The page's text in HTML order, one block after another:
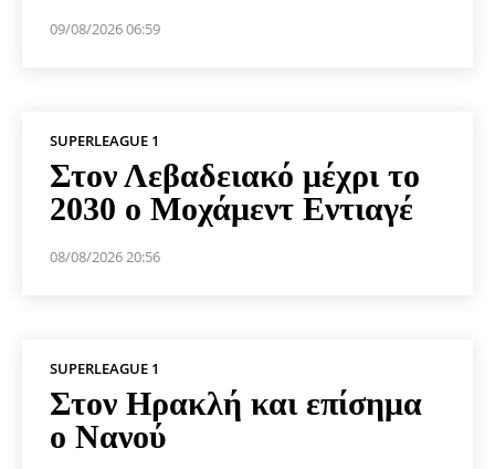
09/08/2026 06:59
SUPERLEAGUE 1
Στον Λεβαδειακό μέχρι το
2030 ο Μοχάμεντ Εντιαγέ
08/08/2026 20:56
SUPERLEAGUE 1
Στον Ηρακλή και επίσημα
ο Νανού